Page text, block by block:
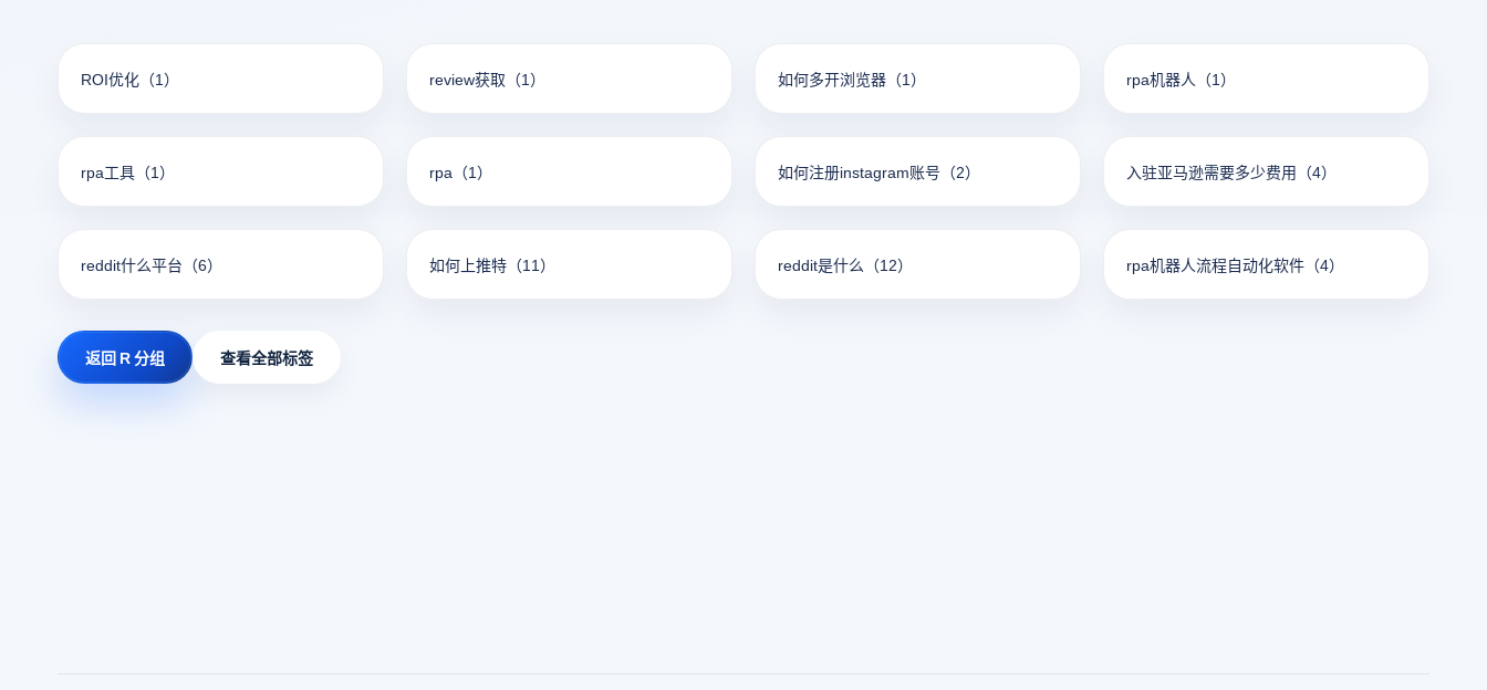
ROI优化 （1） review获取 （1） 如何多开浏览器 （1） rpa机器人 （1）
rpa工具 （1） rpa （1） 如何注册instagram账号 （2） 入驻亚马逊需要多少费用 （4）
reddit什么平台 （6） 如何上推特 （11） reddit是什么 （12） rpa机器人流程自动化软件 （4）
返回 R 分组 查看全部标签